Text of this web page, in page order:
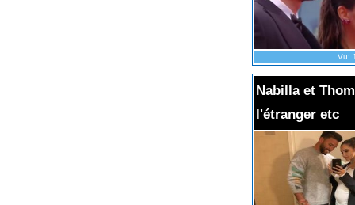
Vu:
Nabilla et
l'étranger etc